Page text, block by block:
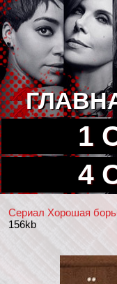
1
4
Сериал Хорошая
156kb